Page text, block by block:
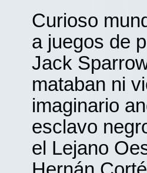
Curioso
a juegos de
Jack
mataban ni
imaginario
esclavo
el Lejano